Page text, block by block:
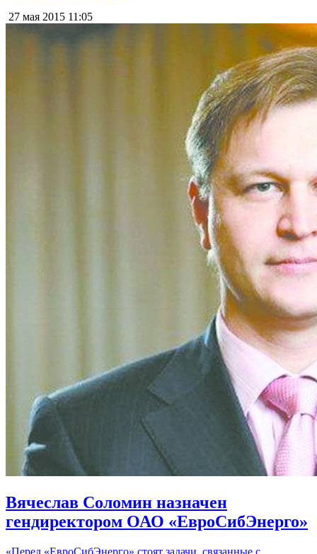
27 мая 2015 11:05
Вячеслав Соломин назначен
гендиректором ОАО «ЕвроСибЭнерго»